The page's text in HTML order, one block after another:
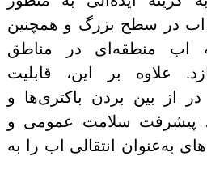
اب در سطح بزرگ و همچنین
اب منطقه‌ای در مناطق
علاوه بر این، قابلیت
در از بین بردن باکتری‌ها و
پیشرفت سلامت عمومی و
به‌عنوان انتقالی اب را به